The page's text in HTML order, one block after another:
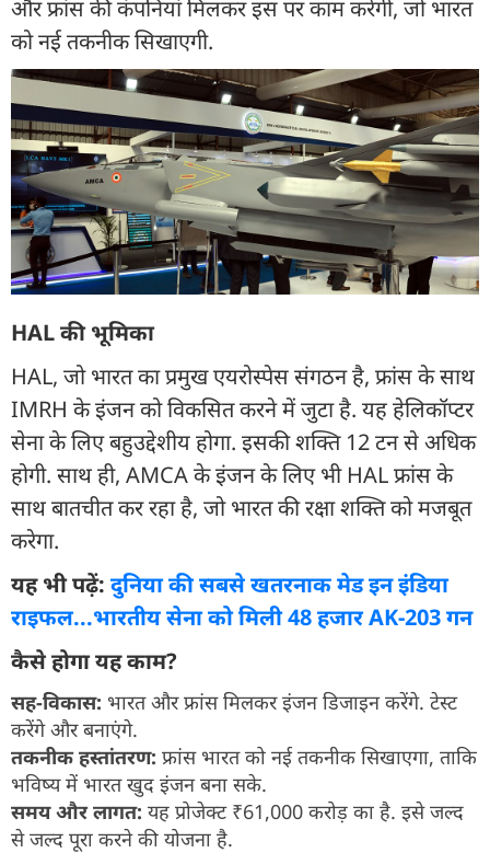
और फ्रांस की कंपनियां मिलकर इस पर काम करेंगी, जो भारत
को नई तकनीक सिखाएगी.
HAL की भूमिका
HAL, जो भारत का प्रमुख एयरोस्पेस संगठन है, फ्रांस के साथ
IMRH के इंजन को विकसित करने में जुटा है. यह हेलिकॉप्टर
सेना के लिए बहुउद्देशीय होगा. इसकी शक्ति 12 टन से अधिक
होगी. साथ ही, AMCA के इंजन के लिए भी HAL फ्रांस के
साथ बातचीत कर रहा है, जो भारत की रक्षा शक्ति को मजबूत
करेगा.
यह भी पढ़ें: दुनिया की सबसे खतरनाक मेड इन इंडिया
राइफल...भारतीय सेना को मिली 48 हजार AK-203 गन
कैसे होगा यह काम?
सह-विकास: भारत और फ्रांस मिलकर इंजन डिजाइन करेंगे. टेस्ट
करेंगे और बनाएंगे.
तकनीक हस्तांतरण: फ्रांस भारत को नई तकनीक सिखाएगा, ताकि
भविष्य में भारत खुद इंजन बना सके.
समय और लागत: यह प्रोजेक्ट ₹61,000 करोड़ का है. इसे जल्द
से जल्द पूरा करने की योजना है.